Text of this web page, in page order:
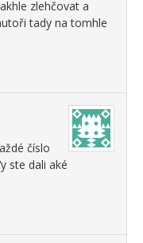
zlehčovat a
tady na tomhle
číslo
ste dali aké